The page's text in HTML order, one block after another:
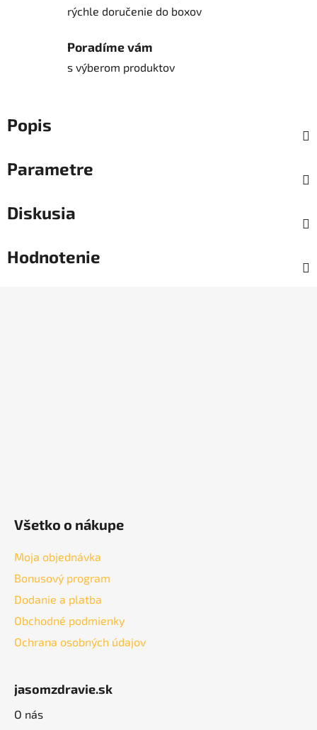
rýchle doručenie do boxov
Poradíme vám
s výberom produktov
Popis
Parametre
Diskusia
Hodnotenie
Všetko o nákupe
Moja objednávka
Bonusový program
Dodanie a platba
Obchodné podmienky
Ochrana osobných údajov
jasomzdravie.sk
O nás